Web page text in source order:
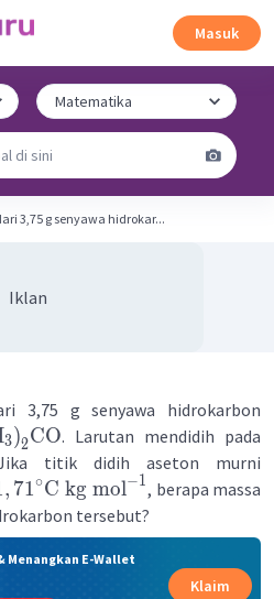
Masuk
3,75 g senyawa hidrokar...
Iklan
3,75 g senyawa hidrokarbon
3)2CO. Larutan mendidih pada
titik didih aseton murni
, 71∘C kg mol−1, berapa massa
tersebut?
Menangkan E-Wallet
Klaim